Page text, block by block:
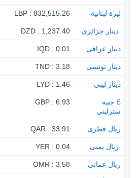
ليرة لبنانية 832,515.26 : LBP
‏ دينار جزائرى 1,237.40 : DZD
دينار عراقى 0.01 : IQD
دينار تونسى 3.18 : TND
دينار ليبى 1.46 : LYD
£ جنيه
سترليني
6.93 : GBP
ريال قطرى 33.91 : QAR
‏ ريال يمنى 0.04 : YER
ريال عمانى 3.58 : OMR